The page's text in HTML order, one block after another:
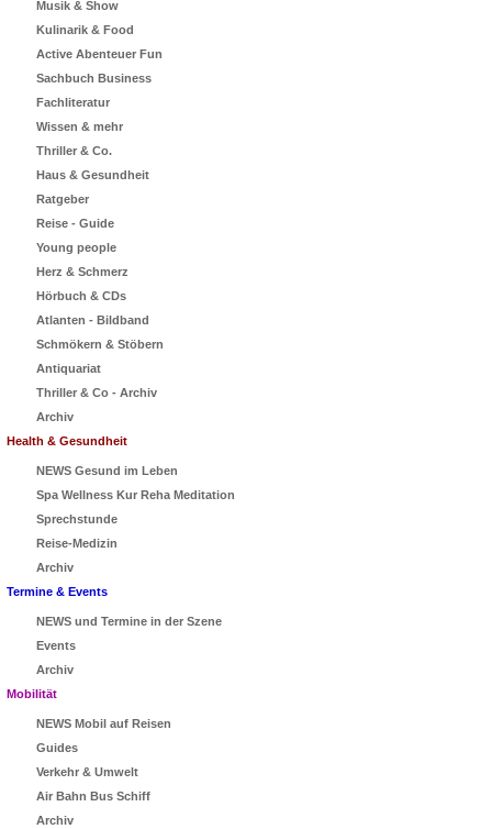
Musik & Show
Kulinarik & Food
Active Abenteuer Fun
Sachbuch Business
Fachliteratur
Wissen & mehr
Thriller & Co.
Haus & Gesundheit
Ratgeber
Reise - Guide
Young people
Herz & Schmerz
Hörbuch & CDs
Atlanten - Bildband
Schmökern & Stöbern
Antiquariat
Thriller & Co - Archiv
Archiv
Health & Gesundheit
NEWS Gesund im Leben
Spa Wellness Kur Reha Meditation
Sprechstunde
Reise-Medizin
Archiv
Termine & Events
NEWS und Termine in der Szene
Events
Archiv
Mobilität
NEWS Mobil auf Reisen
Guides
Verkehr & Umwelt
Air Bahn Bus Schiff
Archiv